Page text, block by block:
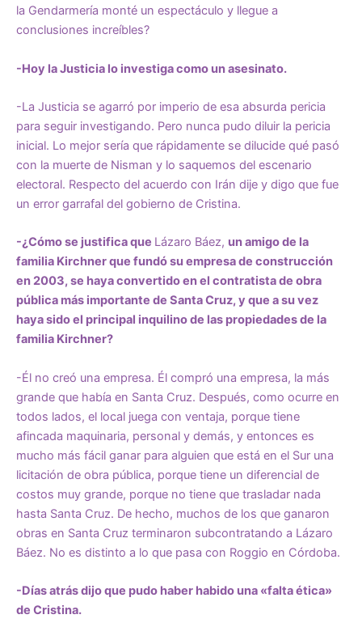
la Gendarmería monté un espectáculo y llegue a
conclusiones increíbles?
-Hoy la Justicia lo investiga como un asesinato.
-La Justicia se agarró por imperio de esa absurda pericia
para seguir investigando. Pero nunca pudo diluir la pericia
inicial. Lo mejor sería que rápidamente se dilucide qué pasó
con la muerte de Nisman y lo saquemos del escenario
electoral. Respecto del acuerdo con Irán dije y digo que fue
un error garrafal del gobierno de Cristina.
-¿Cómo se justifica que Lázaro Báez, un amigo de la
familia Kirchner que fundó su empresa de construcción
en 2003, se haya convertido en el contratista de obra
pública más importante de Santa Cruz, y que a su vez
haya sido el principal inquilino de las propiedades de la
familia Kirchner?
-Él no creó una empresa. Él compró una empresa, la más
grande que había en Santa Cruz. Después, como ocurre en
todos lados, el local juega con ventaja, porque tiene
afincada maquinaria, personal y demás, y entonces es
mucho más fácil ganar para alguien que está en el Sur una
licitación de obra pública, porque tiene un diferencial de
costos muy grande, porque no tiene que trasladar nada
hasta Santa Cruz. De hecho, muchos de los que ganaron
obras en Santa Cruz terminaron subcontratando a Lázaro
Báez. No es distinto a lo que pasa con Roggio en Córdoba.
-Días atrás dijo que pudo haber habido una «falta ética»
de Cristina.